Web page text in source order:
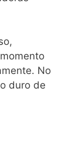
No
duro de